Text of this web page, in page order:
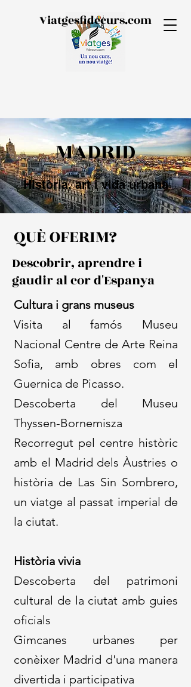
Viatgesfidecurs.com
MADRID
Història, art i vida urbana
QUÈ OFERIM?
Descobrir, aprendre i
gaudir al cor d'Espanya
Cultura i grans museus
Visita al famós Museu
Nacional Centre de Arte Reina
Sofia, amb obres com el
Guernica de Picasso.
Descoberta del Museu
Thyssen-Bornemisza
Recorregut pel centre històric
amb el Madrid dels Àustries o
història de Las Sin Sombrero,
un viatge al passat imperial de
la ciutat.
Història vivia
Descoberta del patrimoni
cultural de la ciutat amb guies
oficials
Gimcanes urbanes per
conèixer Madrid d'una manera
divertida i participativa